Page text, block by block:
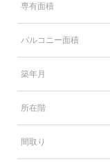
専有面積
バルコニー面積
築年月
所在階
間取り